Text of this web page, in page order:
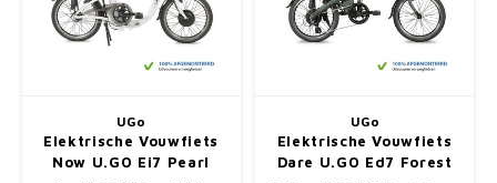
Fietscomputers
UGo
Elektrische Vouwfiets
Now U.GO Ei7 Pearl
UGo
Elektrische Vouwfiets
Dare U.GO Ed7 Forest